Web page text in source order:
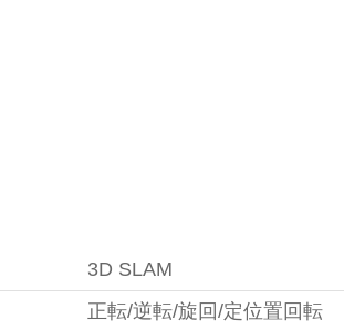
3D SLAM
正転/逆転/旋回/定位置回転